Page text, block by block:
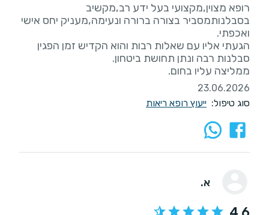
רופא מצוין,מקצועי בעל ידע רב,מקשיב
בסבלנותמסביר בצורה ברורה ונעימה,מעניק יחס אישי
הגעתי אליו עם שאלות רבות והוא הקדיש זמן הפגין
ממליצה עליו בחום.
23.06.2026
סוג טיפול: ייעוץ רופא ריאות
א.